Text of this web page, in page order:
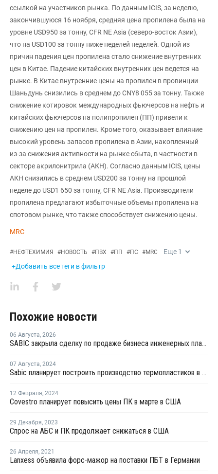
ссылкой на участников рынка. По данным ICIS, за неделю,
закончившуюся 16 ноября, средняя цена пропилена была на
уровне USD950 за тонну, CFR NE Asia (северо-восток Азии),
что на USD100 за тонну ниже неделей неделей. Одной из
причин падения цен пропилена стало снижение внутренних
цен в Китае. Падение китайских внутренних цен ведется на
рынке. В Китае внутренние цены на пропилен в провинции
Шаньдунь снизились в среднем до CNY8 055 за тонну. Также
снижение котировок международных фьючерсов на нефть и
китайских фьючерсов на полипропилен (ПП) привели к
снижению цен на пропилен. Кроме того, оказывает влияние
высокий уровень запасов пропилена в Азии, накопленный
из-за снижения активности на рынке сбыта, в частности в
секторе акрилонитрила (АКН). Согласно данным ICIS, цены
АКН снизились в среднем USD200 за тонну на прошлой
неделе до USD1 650 за тонну, CFR NE Asia. Производители
пропилена предлагают избыточные объемы пропилена на
спотовом рынке, что также способствует снижению цены.
MRC
#НЕФТЕХИМИЯ #НОВОСТЬ #ПВХ #ПП #ПС #MRC Еще 1
+Добавить все теги в фильтр
Похожие новости
06 Августа, 2026
SABIC закрыла сделку по продаже бизнеса инженерных пластиков компании Mutares за USD450 млн
07 Августа, 2024
Sabic планирует построить производство термопластиков в Китае
12 Февраля, 2024
Covestro планирует повысить цены ПК в марте в США
29 Декабря, 2023
Спрос на АБС и ПК продолжает снижаться в США
26 Апреля, 2021
Lanxess объявила форс-мажор на поставки ПБТ в Германии